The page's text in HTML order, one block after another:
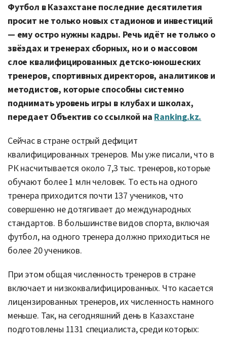
Футбол в Казахстане последние десятилетия
просит не только новых стадионов и инвестиций
— ему остро нужны кадры. Речь идёт не только о
звёздах и тренерах сборных, но и о массовом
слое квалифицированных детско-юношеских
тренеров, спортивных директоров, аналитиков и
методистов, которые способны системно
поднимать уровень игры в клубах и школах,
передает Объектив со ссылкой на Ranking.kz.
Сейчас в стране острый дефицит
квалифицированных тренеров. Мы уже писали, что в
РК насчитывается около 7,3 тыс. тренеров, которые
обучают более 1 млн человек. То есть на одного
тренера приходится почти 137 учеников, что
совершенно не дотягивает до международных
стандартов. В большинстве видов спорта, включая
футбол, на одного тренера должно приходиться не
более 20 учеников.
При этом общая численность тренеров в стране
включает и низкоквалифицированных. Что касается
лицензированных тренеров, их численность намного
меньше. Так, на сегодняшний день в Казахстане
подготовлены 1131 специалиста, среди которых: